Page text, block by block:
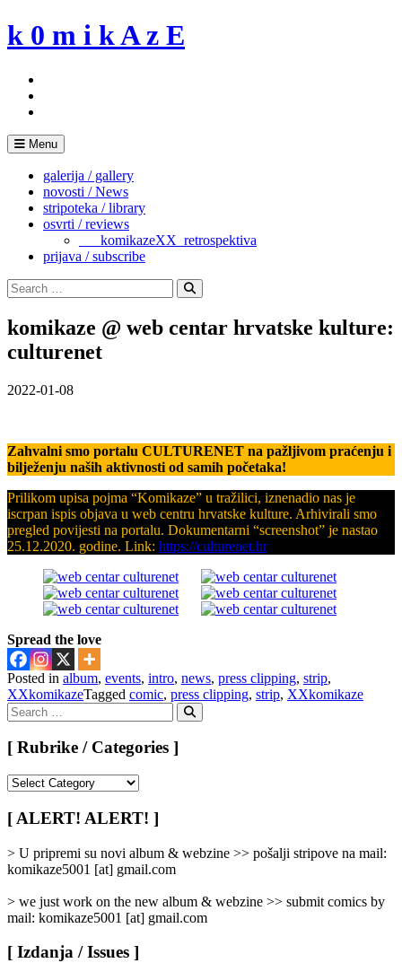
Skip
to
k 0 m i k A z E
Menu
galerija / gallery
novosti / News
stripoteka / library
osvrti / reviews
___komikazeXX_retrospektiva
prijava / subscribe
Search
for:
Search
komikaze @ web centar hrvatske kulture:
culturenet
2022-01-08
Zahvalni smo portalu CULTURENET na pažljivom praćenju i
bilježenju naših aktivnosti od samih početaka!
Prilikom upisa pojma “Komikaze” u tražilici, iznenadio nas je
iscrpan ispis objava u web centru hrvatske kulture. Arhivirali smo
pregled povijesti na portalu. Dokumentarni “screenshot” je nastao
25.12.2020. godine. Link: https://culturenet.hr
Spread the love
Posted in album, events, intro, news, press clipping, strip,
XXkomikazeTagged comic, press clipping, strip, XXkomikaze
Search
for:
Search
[ Rubrike / Categories ]
/
Categories
[ ALERT! ALERT! ]
> U pripremi su novi album & webzine >> pošalji stripove na mail:
komikaze5001 [at] gmail.com
> we just work on the new album & webzine >> submit comics by
mail: komikaze5001 [at] gmail.com
[ Izdanja / Issues ]